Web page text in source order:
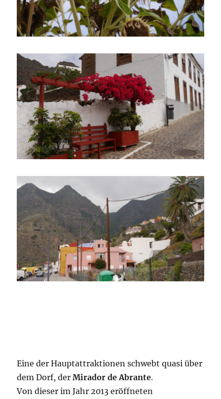
Eine der Hauptattraktionen schwebt quasi über
dem Dorf, derMirador de Abrante.
Von dieser im Jahr 2013 eröffneten